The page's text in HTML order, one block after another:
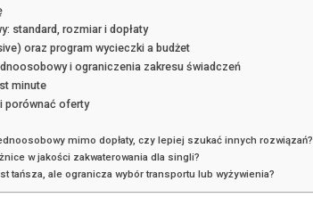
standard, rozmiar i dopłaty
oraz program wycieczki a budżet
i ograniczenia zakresu świadczeń
minute
porównać oferty
mimo dopłaty, czy lepiej szukać innych rozwiązań?
w jakości zakwaterowania dla singli?
tańsza, ale ogranicza wybór transportu lub wyżywienia?